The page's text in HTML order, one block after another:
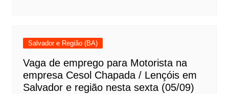
Salvador e Região (BA)
Vaga de emprego para Motorista na
empresa Cesol Chapada / Lençóis em
Salvador e região nesta sexta (05/09)